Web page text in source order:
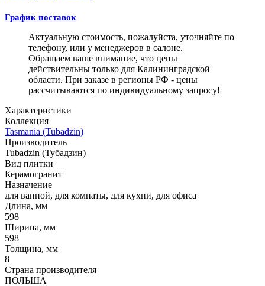
График поставок
Актуальную стоимость, пожалуйста, уточняйте по
телефону, или у менеджеров в салоне.
Обращаем ваше внимание, что цены
действительны только для Калининградской
области. При заказе в регионы РФ - цены
рассчитываются по индивидуальному запросу!
Характеристики
Коллекция
Tasmania (Tubadzin)
Производитель
Tubadzin (Тубадзин)
Вид плитки
Керамогранит
Назначение
для ванной, для комнаты, для кухни, для офиса
Длина, мм
598
Ширина, мм
598
Толщина, мм
8
Страна производителя
ПОЛЬША